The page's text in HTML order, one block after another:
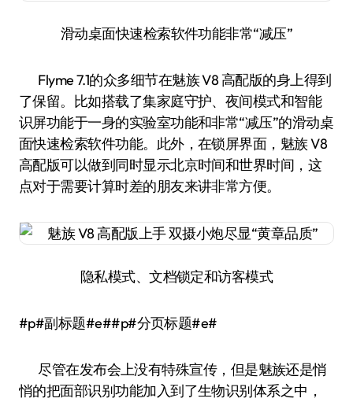
滑动桌面快速检索软件功能非常“减压”
Flyme 7.1的众多细节在魅族 V8 高配版的身上得到
了保留。比如搭载了集家庭守护、夜间模式和智能
识屏功能于一身的实验室功能和非常“减压”的滑动桌
面快速检索软件功能。此外，在锁屏界面，魅族 V8
高配版可以做到同时显示北京时间和世界时间，这
点对于需要计算时差的朋友来讲非常方便。
隐私模式、文档锁定和访客模式
#p#副标题#e##p#分页标题#e#
尽管在发布会上没有特殊宣传，但是魅族还是悄
悄的把面部识别功能加入到了生物识别体系之中，